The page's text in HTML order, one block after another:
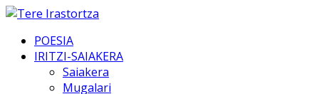
POESIA
IRITZI-SAIAKERA
Saiakera
Mugalari